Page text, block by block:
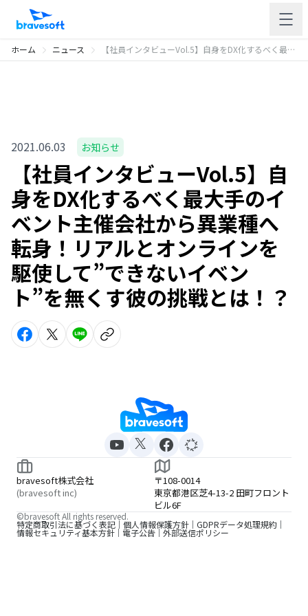
ホーム ニュース 【社員インタビューVol.5】自身をDX化するべく最大手のイベント主催会社から異業種へ転身！リアルとオンラインを駆使して”できないイベント”を無くす彼の挑戦とは！？
2021.06.03 お知らせ
【社員インタビューVol.5】自
身をDX化するべく最大手のイ
ベント主催会社から異業種へ
転身！リアルとオンラインを
駆使して”できないイベン
ト”を無くす彼の挑戦とは！？
bravesoft株式会社
(bravesoft inc)
〒108-0014
東京都港区芝4-13-2 田町フロント
ビル6F
特定商取引法に基づく表記 個人情報保護方針 GDPRデータ処理規約
情報セキュリティ基本方針 電子公告 外部送信ポリシー
©bravesoft All rights reserved.